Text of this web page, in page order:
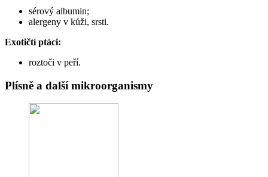
sérový albumin;
alergeny v kůži, srsti.
Exotičtí ptáci:
roztoči v peří.
Plísně a další mikroorganismy